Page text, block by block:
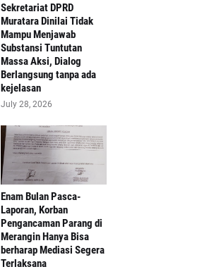
Sekretariat DPRD
Muratara Dinilai Tidak
Mampu Menjawab
Substansi Tuntutan
Massa Aksi, Dialog
Berlangsung tanpa ada
kejelasan
July 28, 2026
Enam Bulan Pasca-
Laporan, Korban
Pengancaman Parang di
Merangin Hanya Bisa
berharap Mediasi Segera
Terlaksana